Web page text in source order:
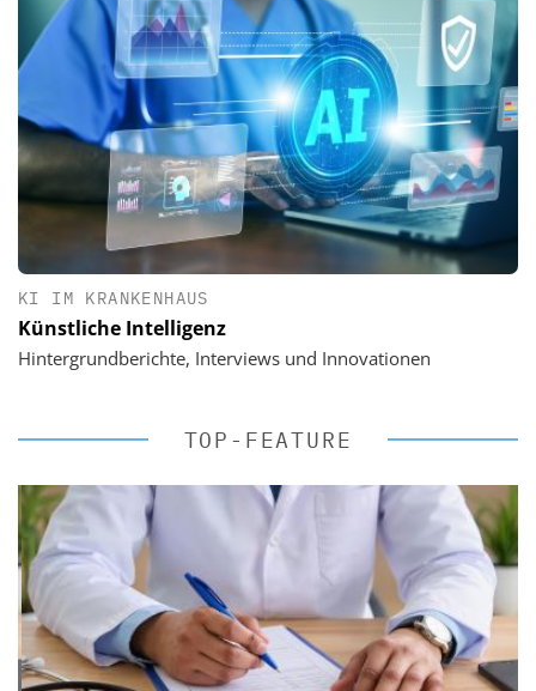
KI IM KRANKENHAUS
Künstliche Intelligenz
Hintergrundberichte, Interviews und Innovationen
TOP-FEATURE